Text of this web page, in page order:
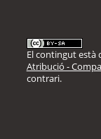
El contingut està
Atribució -
contrari.